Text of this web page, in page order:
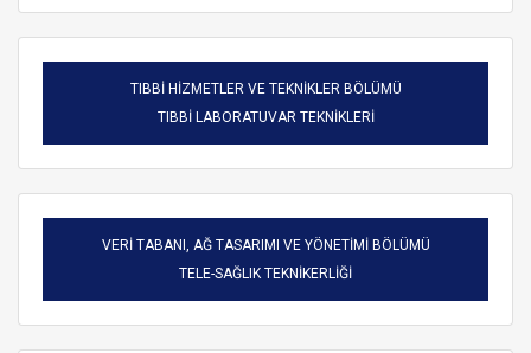
TIBBİ HİZMETLER VE TEKNİKLER BÖLÜMÜ
TIBBİ LABORATUVAR TEKNİKLERİ
VERİ TABANI, AĞ TASARIMI VE YÖNETİMİ BÖLÜMÜ
TELE-SAĞLIK TEKNİKERLİĞİ